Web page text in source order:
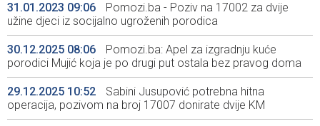
31.01.2023 09:06
Pomozi.ba - Poziv na 17002 za dvije
užine djeci iz socijalno ugroženih porodica
30.12.2025 08:06
Pomozi.ba: Apel za izgradnju kuće
porodici Mujić koja je po drugi put ostala bez pravog doma
29.12.2025 10:52
Sabini Jusupović potrebna hitna
operacija, pozivom na broj 17007 donirate dvije KM